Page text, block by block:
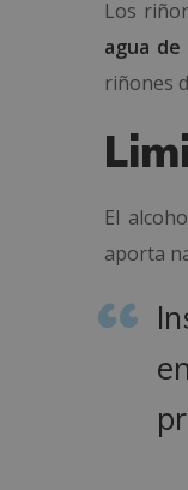
Los
agua
riñones
El
aporta